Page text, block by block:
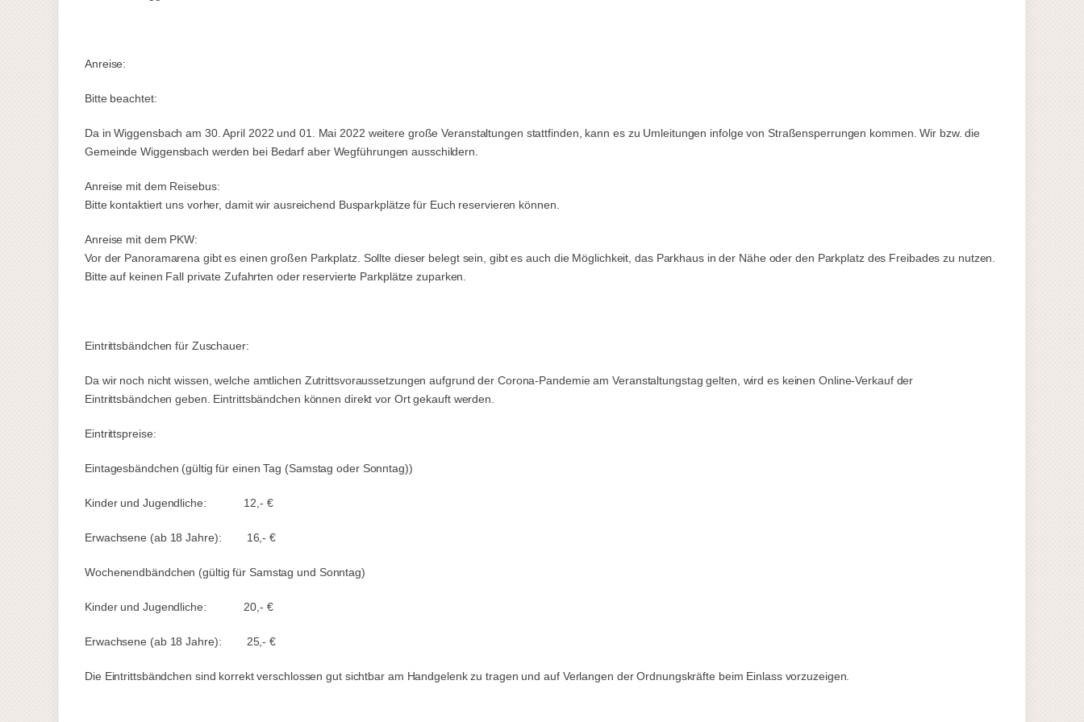
Anreise:
Bitte beachtet:
Da in Wiggensbach am 30. April 2022 und 01. Mai 2022 weitere große Veranstaltungen stattfinden, kann es zu Umleitungen infolge von Straßensperrungen kommen. Wir bzw. die
Gemeinde Wiggensbach werden bei Bedarf aber Wegführungen ausschildern.
Anreise mit dem Reisebus:
Bitte kontaktiert uns vorher, damit wir ausreichend Busparkplätze für Euch reservieren können.
Anreise mit dem PKW:
Vor der Panoramarena gibt es einen großen Parkplatz. Sollte dieser belegt sein, gibt es auch die Möglichkeit, das Parkhaus in der Nähe oder den Parkplatz des Freibades zu nutzen.
Bitte auf keinen Fall private Zufahrten oder reservierte Parkplätze zuparken.
Eintrittsbändchen für Zuschauer:
Da wir noch nicht wissen, welche amtlichen Zutrittsvoraussetzungen aufgrund der Corona-Pandemie am Veranstaltungstag gelten, wird es keinen Online-Verkauf der
Eintrittsbändchen geben. Eintrittsbändchen können direkt vor Ort gekauft werden.
Eintrittspreise:
Eintagesbändchen (gültig für einen Tag (Samstag oder Sonntag))
Kinder und Jugendliche: 12,- €
Erwachsene (ab 18 Jahre): 16,- €
Wochenendbändchen (gültig für Samstag und Sonntag)
Kinder und Jugendliche: 20,- €
Erwachsene (ab 18 Jahre): 25,- €
Die Eintrittsbändchen sind korrekt verschlossen gut sichtbar am Handgelenk zu tragen und auf Verlangen der Ordnungskräfte beim Einlass vorzuzeigen.